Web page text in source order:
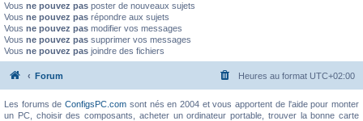
Vous ne pouvez pas poster de nouveaux sujets
Vous ne pouvez pas répondre aux sujets
Vous ne pouvez pas modifier vos messages
Vous ne pouvez pas supprimer vos messages
Vous ne pouvez pas joindre des fichiers
Forum Heures au format UTC+02:00
Les forums deConfigsPC.com sont nés en 2004 et vous apportent de l'aide pour monter
un PC, choisir des composants, acheter un ordinateur portable, trouver la bonne carte